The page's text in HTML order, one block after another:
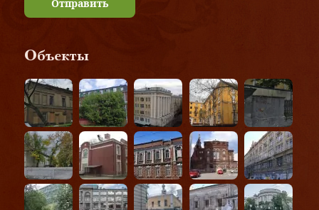
Отправить
Объекты